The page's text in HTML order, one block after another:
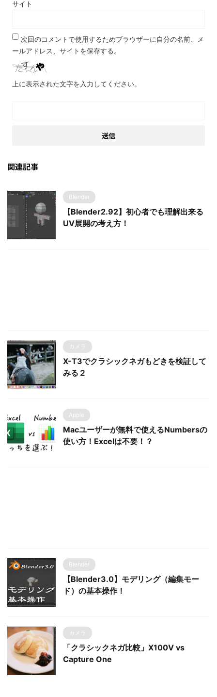
サイト
次回のコメントで使用するためブラウザーに自分の名前、メ
ールアドレス、サイトを保存する。
上に表示された文字を入力してください。
関連記事
Blender
【Blender2.92】初心者でも理解出来る
UV展開の考え方！
カメラ
X-T3でクラシックネガもどきを検証して
みる２
Apple
Macユーザーが無料で使えるNumbersの
使い方！Excelは不要！？
Blender
【Blender3.0】モデリング（編集モー
ド）の基本操作！
カメラ
「クラシックネガ比較」X100V vs
Capture One